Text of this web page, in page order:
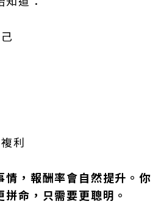
利
情，報酬率會自然提升。你
命，只需要更聰明。